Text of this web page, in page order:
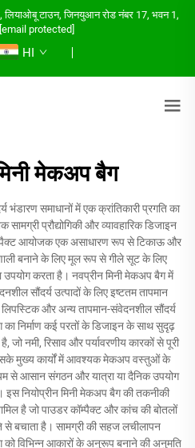
टाउन, जिनयुआन रोड नंबर 17, भवन 1,
[email protected]
HI
मेकअप बैग
भंडारण समाधानों में एक क्रांतिकारी प्रगति का
प्रौद्योगिकी और व्यावहारिक डिजाइन
आयोजक एक असाधारण रूप से टिकाऊ और
बनाने के लिए मूल रूप से गीले सूट के लिए
उपयोग करता है। नवप्रीन मिनी मेकअप बैग में
सौंदर्य उत्पादों के लिए इष्टतम तापमान
और अन्य तापमान-संवेदनशील सौंदर्य
का निर्माण कई परतों के डिजाइन के साथ सुदृढ़
नमी, रिसाव और पर्यावरणीय कारकों से पूरी
मुख्य कार्यों में आवश्यक मेकअप वस्तुओं के
से आसान संगठन और यात्रा या दैनिक उपयोग
इस नियोप्रीन मिनी मेकअप बैग की तकनीकी
है जो पाउडर कॉम्पैक्ट और कांच की बोतलों
बचाता है। सामग्री की सहज लचीलापन
विभिन्न आकारों के अनुरूप बनाने की अनुमति